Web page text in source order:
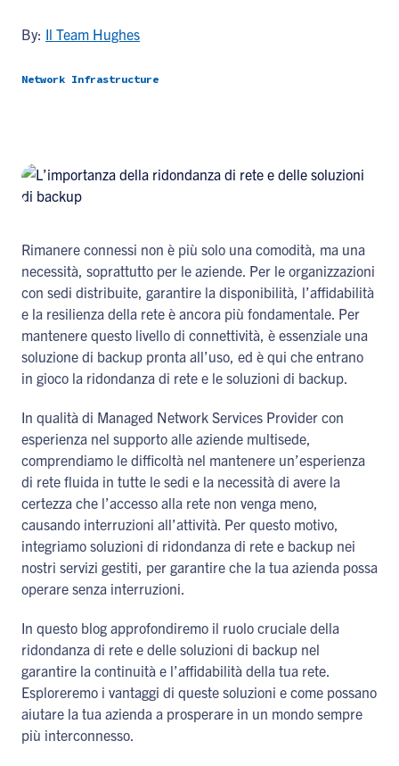
By: Il Team Hughes
Network Infrastructure
Rimanere connessi non è più solo una comodità, ma una
necessità, soprattutto per le aziende. Per le organizzazioni
con sedi distribuite, garantire la disponibilità, l’affidabilità
e la resilienza della rete è ancora più fondamentale. Per
mantenere questo livello di connettività, è essenziale una
soluzione di backup pronta all’uso, ed è qui che entrano
in gioco la ridondanza di rete e le soluzioni di backup.
In qualità di Managed Network Services Provider con
esperienza nel supporto alle aziende multisede,
comprendiamo le difficoltà nel mantenere un’esperienza
di rete fluida in tutte le sedi e la necessità di avere la
certezza che l’accesso alla rete non venga meno,
causando interruzioni all’attività. Per questo motivo,
integriamo soluzioni di ridondanza di rete e backup nei
nostri servizi gestiti, per garantire che la tua azienda possa
operare senza interruzioni.
In questo blog approfondiremo il ruolo cruciale della
ridondanza di rete e delle soluzioni di backup nel
garantire la continuità e l’affidabilità della tua rete.
Esploreremo i vantaggi di queste soluzioni e come possano
aiutare la tua azienda a prosperare in un mondo sempre
più interconnesso.